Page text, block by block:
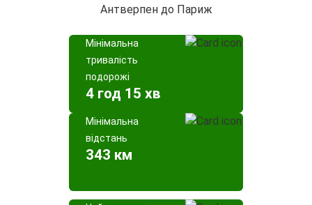
Антверпен до Париж
Мінімальна
тривалість
подорожі
4 год 15 хв
Мінімальна
відстань
343 км